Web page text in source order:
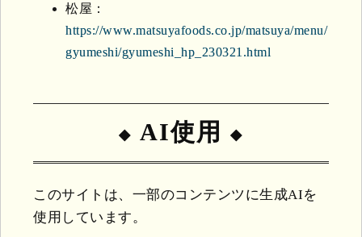
松屋：
https://www.matsuyafoods.co.jp/matsuya/menu/
gyumeshi/gyumeshi_hp_230321.html
AI使用
このサイトは、一部のコンテンツに生成AIを
使用しています。